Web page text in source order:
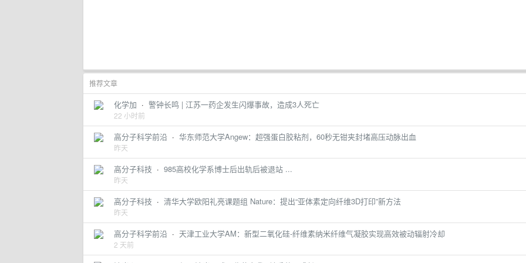
推荐文章
化学加 · 警钟长鸣 | 江苏一药企发生闪爆事故，造成3人死亡
22 小时前
高分子科学前沿 · 华东师范大学Angew：超强蛋白胶粘剂，60秒无钳夹封堵高压动脉出血
昨天
高分子科技 · 985高校化学系博士后出轨后被退站 ...
昨天
高分子科技 · 清华大学欧阳礼亮课题组 Nature：提出“亚体素定向纤维3D打印”新方法
昨天
高分子科学前沿 · 天津工业大学AM：新型二氧化硅-纤维素纳米纤维气凝胶实现高效被动辐射冷却
2 天前